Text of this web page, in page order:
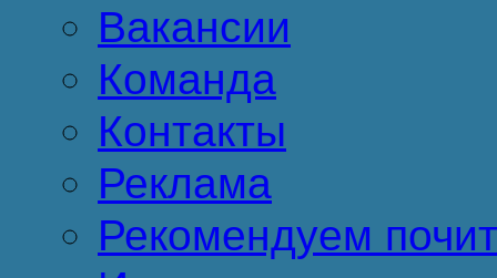
Вакансии
Команда
Контакты
Реклама
Рекомендуем